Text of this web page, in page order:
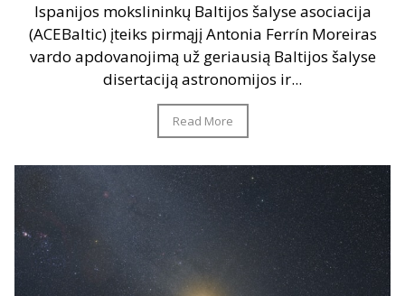
Ispanijos mokslininkų Baltijos šalyse asociacija
(ACEBaltic) įteiks pirmąjį Antonia Ferrín Moreiras
vardo apdovanojimą už geriausią Baltijos šalyse
disertaciją astronomijos ir...
Read More